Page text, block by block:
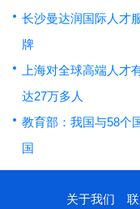
长沙曼达润国际人才
牌
上海对全球高端人才
达27万多人
教育部：我国与58个
国
关于我们